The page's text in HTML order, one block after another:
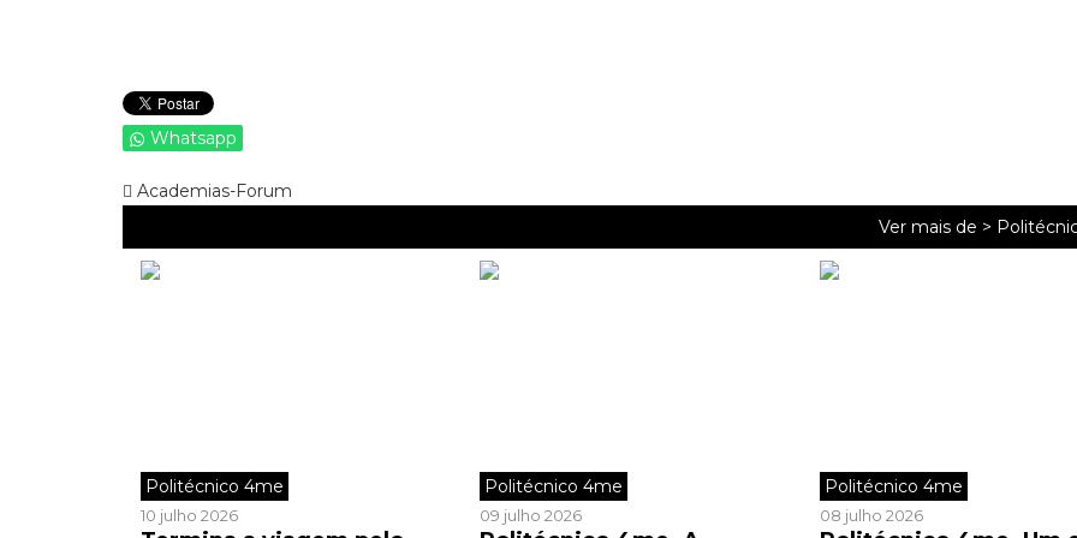
Whatsapp
Academias-Forum
Ver mais de >
Politécnico 4me
10 julho 2026
Politécnico 4me
09 julho 2026
Politécnico 4me
08 julho 2026